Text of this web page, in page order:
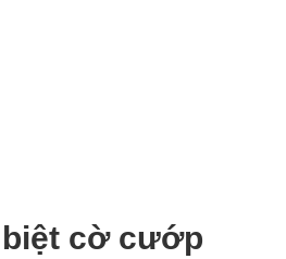
biệt cờ cướp